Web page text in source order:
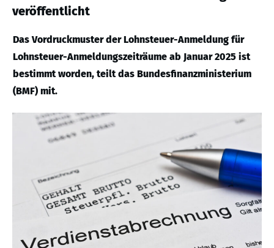
veröffentlicht
Das Vordruckmuster der Lohnsteuer-Anmeldung für
Lohnsteuer-Anmeldungszeiträume ab Januar 2025 ist
bestimmt worden, teilt das Bundesfinanzministerium
(BMF) mit.